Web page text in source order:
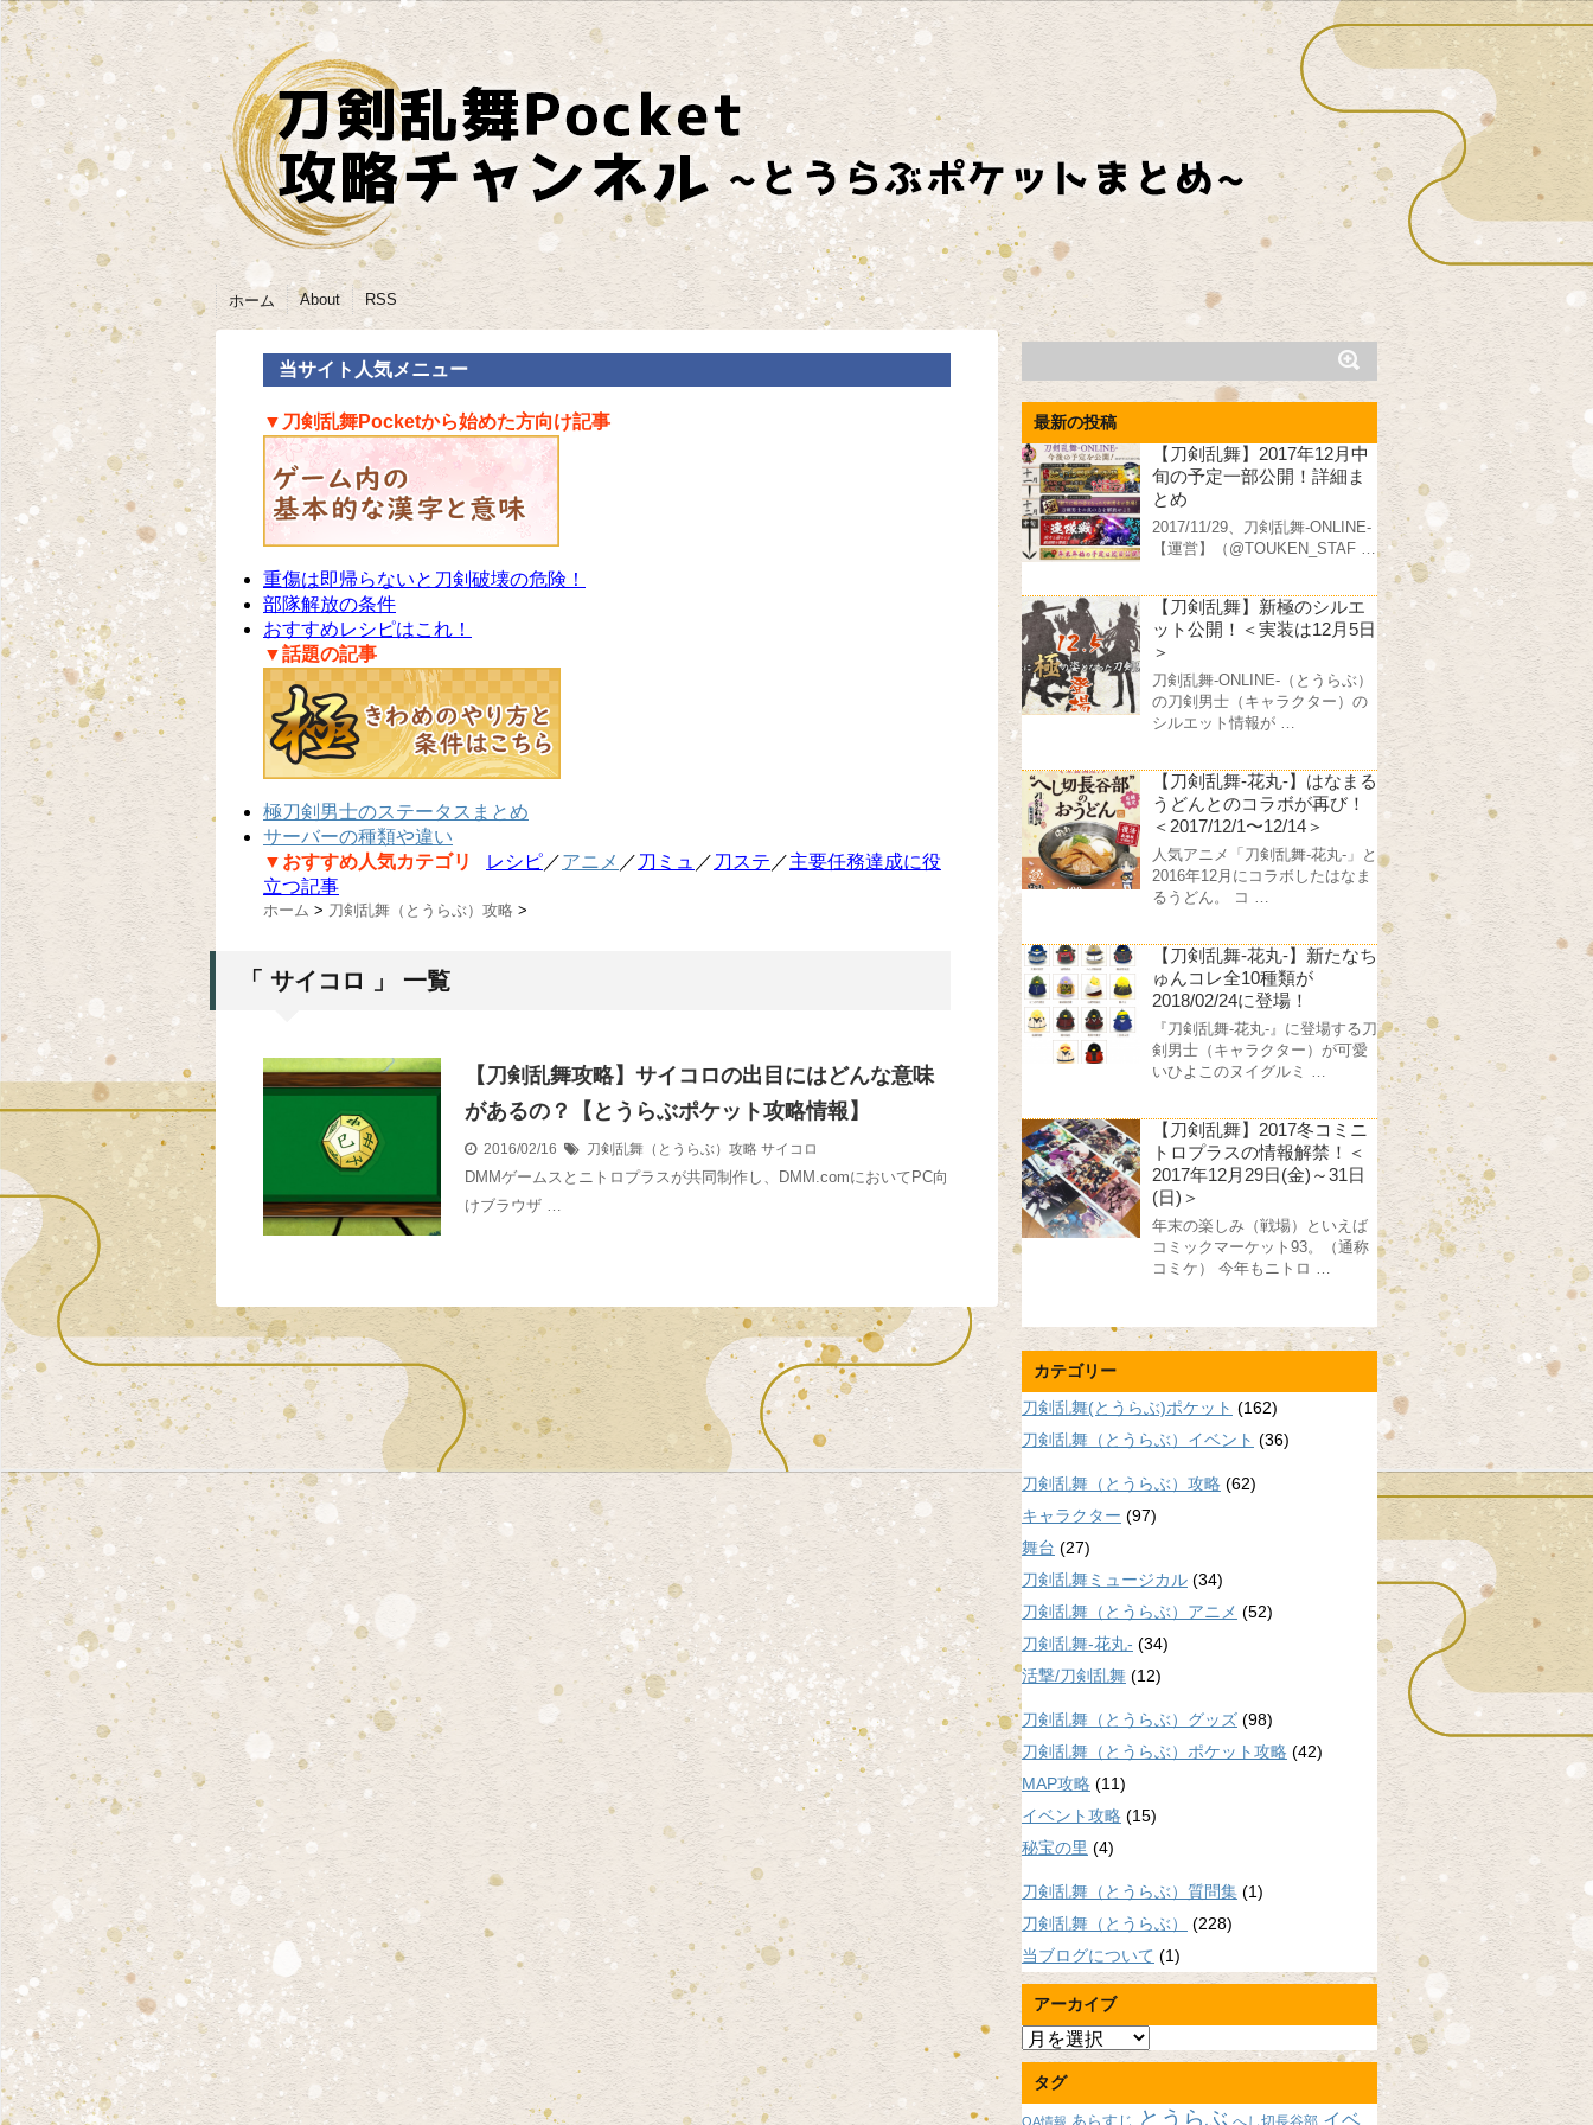
ホーム About RSS
当サイト人気メニュー
▼刀剣乱舞Pocketから始めた方向け記事
重傷は即帰らないと刀剣破壊の危険！
部隊解放の条件
おすすめレシピはこれ！
▼話題の記事
極刀剣男士のステータスまとめ
サーバーの種類や違い
▼おすすめ人気カテゴリ
レシピ／アニメ ／ 刀ミュ ／ 刀ステ ／主要任務達成に役
立つ記事
ホーム > 刀剣乱舞（とうらぶ）攻略 >
「 サイコロ 」 一覧
【刀剣乱舞攻略】サイコロの出目にはどんな意味
があるの？【とうらぶポケット攻略情報】
2016/02/16 刀剣乱舞（とうらぶ）攻略 サイコロ
DMMゲームスとニトロプラスが共同制作し、DMM.comにおいてPC向
けブラウザ …
最新の投稿
【刀剣乱舞】2017年12月中
旬の予定一部公開！詳細ま
とめ
2017/11/29、刀剣乱舞-ONLINE-
【運営】（@TOUKEN_STAF …
【刀剣乱舞】新極のシルエ
ット公開！＜実装は12月5日
＞
刀剣乱舞-ONLINE-（とうらぶ）
の刀剣男士（キャラクター）の
シルエット情報が …
【刀剣乱舞-花丸-】はなまる
うどんとのコラボが再び！
＜2017/12/1〜12/14＞
人気アニメ「刀剣乱舞-花丸-」と
2016年12月にコラボしたはなま
るうどん。 コ …
【刀剣乱舞-花丸-】新たなち
ゅんコレ全10種類が
2018/02/24に登場！
『刀剣乱舞-花丸-』に登場する刀
剣男士（キャラクター）が可愛
いひよこのヌイグルミ …
【刀剣乱舞】2017冬コミニ
トロプラスの情報解禁！＜
2017年12月29日(金)～31日
(日)＞
年末の楽しみ（戦場）といえば
コミックマーケット93。（通称
コミケ） 今年もニトロ …
カテゴリー
刀剣乱舞(とうらぶ)ポケット (162)
刀剣乱舞（とうらぶ）イベント (36)
刀剣乱舞（とうらぶ）攻略 (62)
キャラクター (97)
舞台 (27)
刀剣乱舞ミュージカル (34)
刀剣乱舞（とうらぶ）アニメ (52)
刀剣乱舞-花丸- (34)
活撃/刀剣乱舞 (12)
刀剣乱舞（とうらぶ）グッズ (98)
刀剣乱舞（とうらぶ）ポケット攻略 (42)
MAP攻略 (11)
イベント攻略 (15)
秘宝の里 (4)
刀剣乱舞（とうらぶ）質問集 (1)
刀剣乱舞（とうらぶ）
(228)
当ブログについて (1)
アーカイブ
ア
ー
カ
イ
タグ
OA情報 あらすじ とうらぶ へし切長谷部 イベ